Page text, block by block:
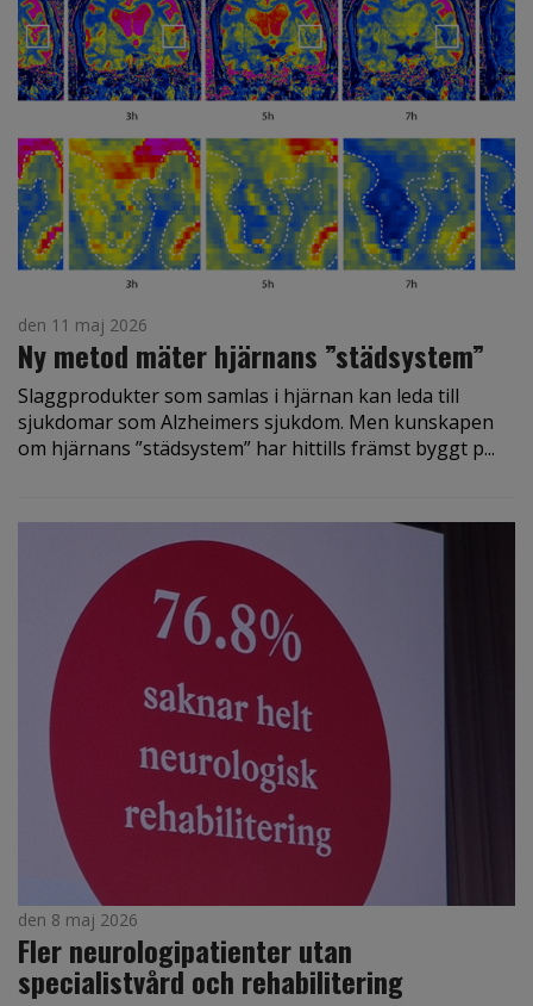
den 11 maj 2026
Ny metod mäter hjärnans ”städsystem”
Slaggprodukter som samlas i hjärnan kan leda till
sjukdomar som Alzheimers sjukdom. Men kunskapen
om hjärnans ”städsystem” har hittills främst byggt p...
den 8 maj 2026
Fler neurologipatienter utan
specialistvård och rehabilitering